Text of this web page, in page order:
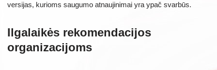
versijas, kurioms saugumo atnaujinimai yra ypač svarbūs.
Ilgalaikės rekomendacijos
organizacijoms